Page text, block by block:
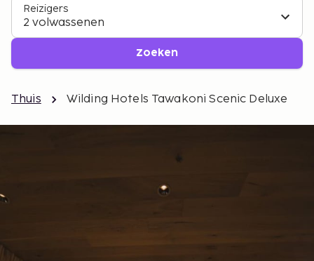
Reizigers
2 volwassenen
Zoeken
Thuis Wilding Hotels Tawakoni Scenic Deluxe